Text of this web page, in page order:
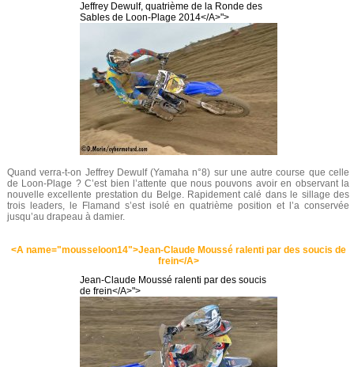
Jeffrey Dewulf, quatrième de la Ronde des
Sables de Loon-Plage 2014</A>">
Quand verra-t-on Jeffrey Dewulf (Yamaha n°8) sur une autre course que celle
de Loon-Plage ? C’est bien l’attente que nous pouvons avoir en observant la
nouvelle excellente prestation du Belge. Rapidement calé dans le sillage des
trois leaders, le Flamand s’est isolé en quatrième position et l’a conservée
jusqu’au drapeau à damier.
<A name="mousseloon14">Jean-Claude Moussé ralenti par des soucis de
frein</A>
Jean-Claude Moussé ralenti par des soucis
de frein</A>">